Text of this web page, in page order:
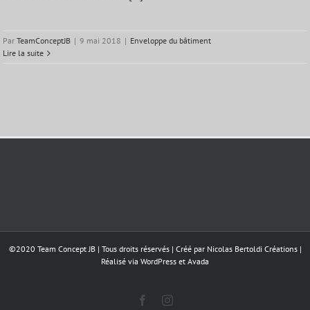
ParTeamConceptJB | 9 mai 2018 | Enveloppe du bâtiment
Lire la suite
©2020 Team Concept JB | Tous droits réservés | Créé par Nicolas Bertoldi Créations|
Réalisé via WordPress et Avada
FacebookInstagram